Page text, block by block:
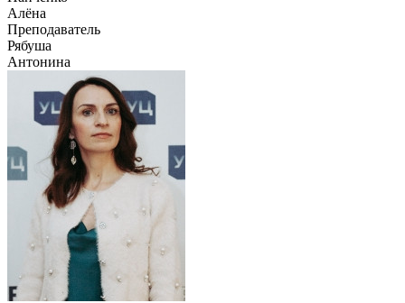
Алёна
Преподаватель
Рябуша
Антонина